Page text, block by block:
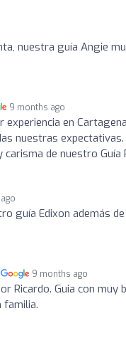
nuestra guía Angie
9 months ago
experiencia en
nuestras
de nuestro Guía
guía Edixon además
9 months ago
Ricardo. Guia con muy
familia.